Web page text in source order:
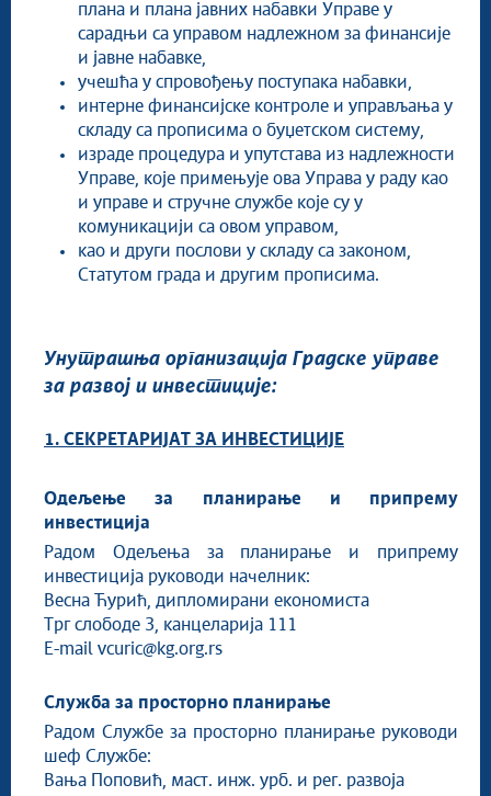
плана и плана јавних набавки Управе у
сарадњи са управом надлежном за финансије
и јавне набавке,
учешћа у спровођењу поступака набавки,
интерне финансијске контроле и управљања у
складу са прописима о буџетском систему,
израде процедура и упутстава из надлежности
Управе, које примењује ова Управа у раду као
и управе и стручне службе које су у
комуникацији са овом управом,
као и други послови у складу са законом,
Статутом града и другим прописима.
Унутрашња организација Градске управе
за развој и инвестиције:
1. СЕКРЕТАРИЈАТ ЗА ИНВЕСТИЦИЈЕ
Одељење за планирање и припрему
инвестиција
Радом Одељења за планирање и припрему
инвестиција руководи начелник:
Весна Ћурић, дипломирани економиста
Трг слободе 3, канцеларија 111
E-mail vcuric@kg.org.rs
Служба за просторно планирање
Радом Службе за просторно планирање руководи
шеф Службе:
Вања Поповић, маст. инж. урб. и рег. развоја